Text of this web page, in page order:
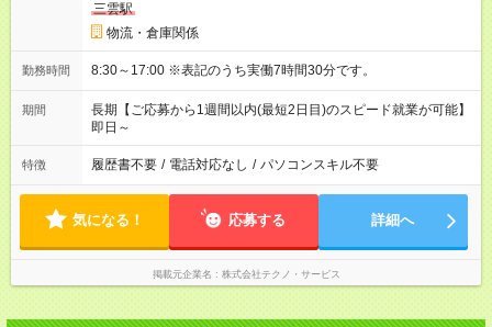
三雲駅
物流・倉庫関係
勤務時間 8:30～17:00 ※表記のうち実働7時間30分です。
期間
長期【ご応募から1週間以内(最短2日目)のスピード就業が可能】
即日～
特徴 履歴書不要 / 電話対応なし / パソコンスキル不要
気になる！ 応募する 詳細へ
掲載元企業名 株式会社テクノ・サービス